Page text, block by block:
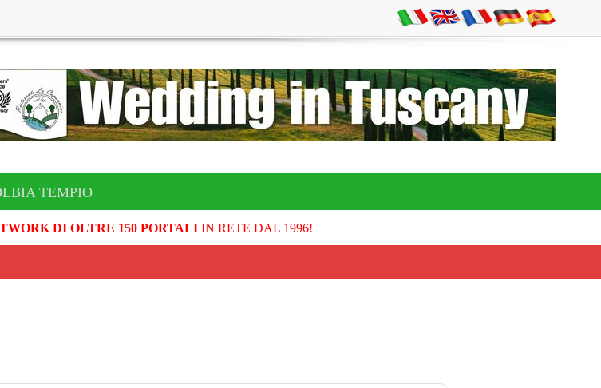
TEMPIO
DI OLTRE 150 PORTALIIN RETE DAL 1996!